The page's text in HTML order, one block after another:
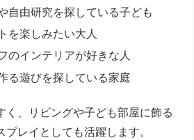
自由研究を探している子ども
を楽しみたい大人
のインテリアが好きな人
る遊びを探している家庭
く、リビングや子ども部屋に飾る
プレイとしても活躍します。